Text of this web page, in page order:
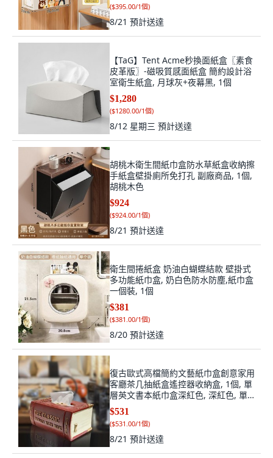
($395.00/1個)
8/21 預計送達
【TaG】Tent Acme秒換面紙盒〖素食
皮革版〗-磁吸質感面紙盒 簡約設計浴
室衛生紙盒, 月球灰+夜幕黑, 1個
$1,280
($1280.00/1個)
8/12 星期三 預計送達
胡桃木衛生間紙巾盒防水草紙盒收納擦
手紙盒壁掛廁所免打孔 副廠商品, 1個,
胡桃木色
$924
($924.00/1個)
8/21 預計送達
衛生間捲紙盒 奶油白蝴蝶結款 壁掛式
多功能紙巾盒, 奶白色防水防塵,紙巾盒
一個裝, 1個
$381
($381.00/1個)
8/20 預計送達
復古歐式高檔簡約文藝紙巾盒創意家用
客廳茶几抽紙盒遙控器收納盒, 1個, 單
層英文書本紙巾盒深紅色, 深紅色, 單
層英文書本紙巾盒
$531
($531.00/1個)
8/21 預計送達